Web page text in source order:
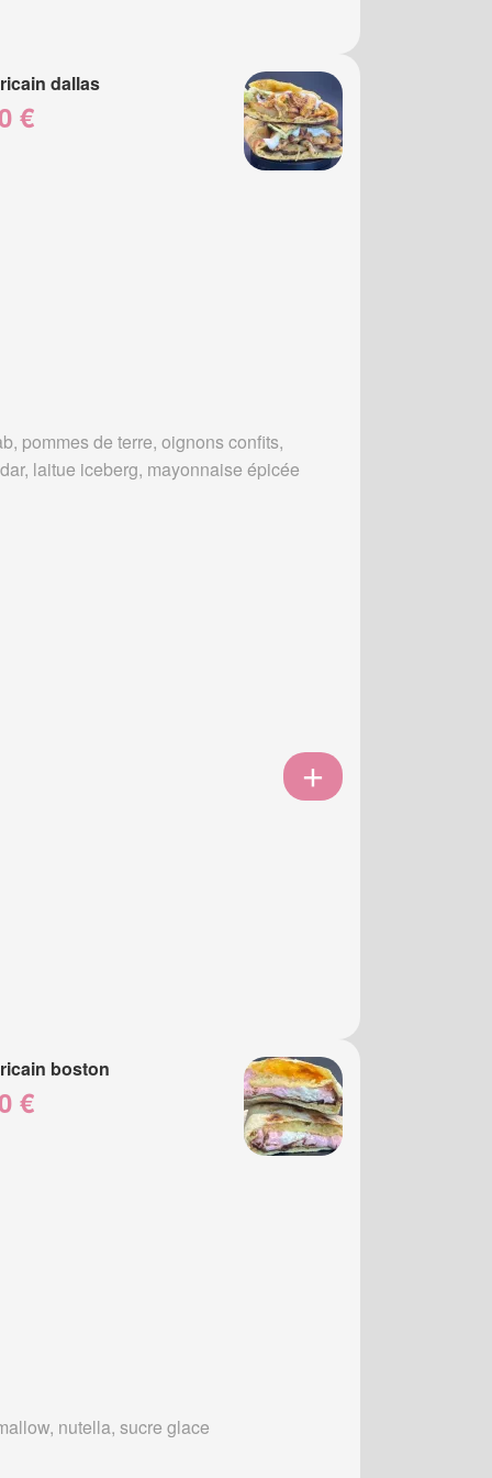
dallas
€
pommes de terre, oignons confits,
laitue iceberg, mayonnaise épicée
boston
€
nutella, sucre glace